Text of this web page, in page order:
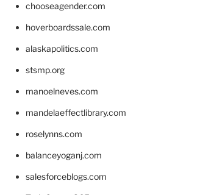
chooseagender.com
hoverboardssale.com
alaskapolitics.com
stsmp.org
manoelneves.com
mandelaeffectlibrary.com
roselynns.com
balanceyoganj.com
salesforceblogs.com